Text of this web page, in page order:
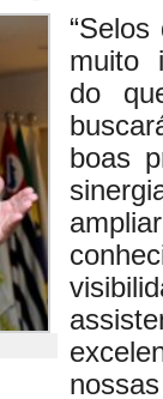
muito
do
boas